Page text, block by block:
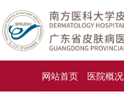
网站首页 医院概况